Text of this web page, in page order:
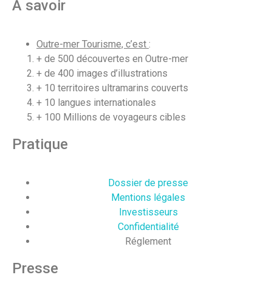
À savoir
Outre-mer Tourisme, c’est :
+ de 500 découvertes en Outre-mer
+ de 400 images d’illustrations
+ 10 territoires ultramarins couverts
+ 10 langues internationales
+ 100 Millions de voyageurs cibles
Pratique
Dossier de presse
Mentions légales
Investisseurs
Confidentialité
Réglement
Presse